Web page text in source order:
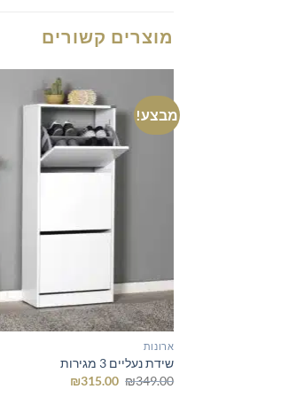
מוצרים קשורים
מבצע!
ארונות
שידת נעליים 3 מגירות
₪349.00
המחיר ₪315.00